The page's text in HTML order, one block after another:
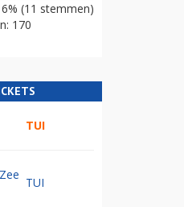
6% (11 stemmen)
170
TUI
TUI